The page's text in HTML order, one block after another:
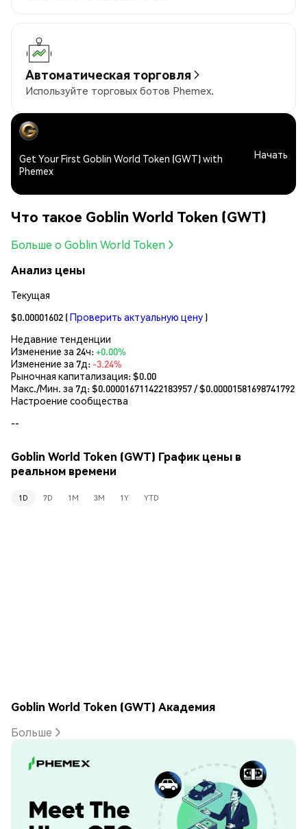
Автоматическая торговля
Используйте торговых ботов Phemex.
Get Your First Goblin World Token (GWT) with
Phemex
Начать
Что такое Goblin World Token (GWT)
Больше о Goblin World Token
Анализ цены
Текущая
$0.00001602 (Проверить актуальную цену )
Недавние тенденции
Изменение за 24ч:+0.00%
Изменение за 7д: -3.24%
Рыночная капитализация:$0.00
Макс./Мин. за 7д: $0.000016711422183957/ $0.00001581698741792
Настроение сообщества
--
Goblin World Token (GWT) График цены в
реальном времени
1D 7D 1M 3M 1Y YTD
Goblin World Token (GWT) Академия
Больше